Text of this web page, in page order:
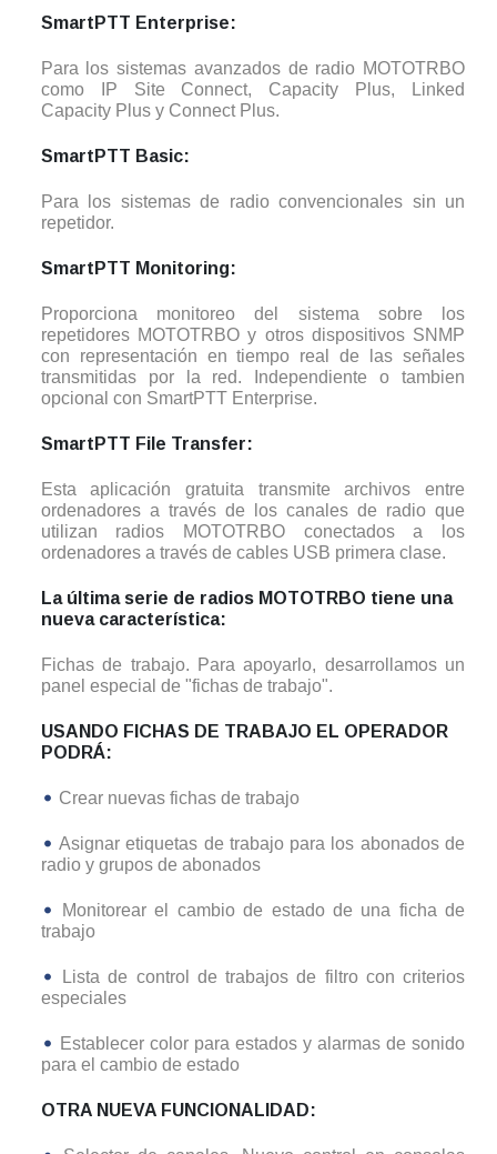
SmartPTT Enterprise:
Para los sistemas avanzados de radio MOTOTRBO
como IP Site Connect, Capacity Plus, Linked
Capacity Plus y Connect Plus.
SmartPTT Basic:
Para los sistemas de radio convencionales sin un
repetidor.
SmartPTT Monitoring:
Proporciona monitoreo del sistema sobre los
repetidores MOTOTRBO y otros dispositivos SNMP
con representación en tiempo real de las señales
transmitidas por la red. Independiente o tambien
opcional con SmartPTT Enterprise.
SmartPTT File Transfer:
Esta aplicación gratuita transmite archivos entre
ordenadores a través de los canales de radio que
utilizan radios MOTOTRBO conectados a los
ordenadores a través de cables USB primera clase.
La última serie de radios MOTOTRBO tiene una
nueva característica:
Fichas de trabajo. Para apoyarlo, desarrollamos un
panel especial de "fichas de trabajo".
USANDO FICHAS DE TRABAJO EL OPERADOR
PODRÁ:
Crear nuevas fichas de trabajo
Asignar etiquetas de trabajo para los abonados de
radio y grupos de abonados
Monitorear el cambio de estado de una ficha de
trabajo
Lista de control de trabajos de filtro con criterios
especiales
Establecer color para estados y alarmas de sonido
para el cambio de estado
OTRA NUEVA FUNCIONALIDAD: